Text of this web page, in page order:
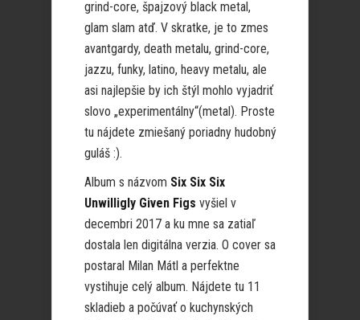
grind-core, špajzový black metal,
glam slam atď. V skratke, je to zmes
avantgardy, death metalu, grind-core,
jazzu, funky, latino, heavy metalu, ale
asi najlepšie by ich štýl mohlo vyjadriť
slovo „experimentálny“(metal). Proste
tu nájdete zmiešaný poriadny hudobný
guláš :).
Album s názvom Six Six Six
Unwilligly Given Figs vyšiel v
decembri 2017 a ku mne sa zatiaľ
dostala len digitálna verzia. O cover sa
postaral Milan Mátl a perfektne
vystihuje celý album. Nájdete tu 11
skladieb a počúvať o kuchynských